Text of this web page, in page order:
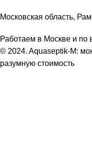
Московская область,
Работаем в Москве и по
© 2024. Aquaseptik-M:
разумную стоимость